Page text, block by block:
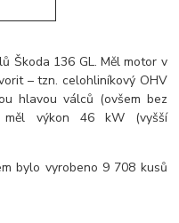
Škoda 136 GL. Měl motor v
– tzn. celohliníkový OHV
hlavou válců (ovšem bez
měl výkon 46 kW (vyšší
bylo vyrobeno 9 708 kusů